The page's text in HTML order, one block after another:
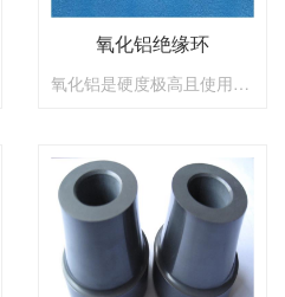
氧化铝绝缘环
氧化铝是硬度极高且使用广泛的陶瓷材料。它被用于要求高耐磨，良好的耐腐蚀性以及耐压的地方。由于它的绝缘性能，经常被用于电子产品。